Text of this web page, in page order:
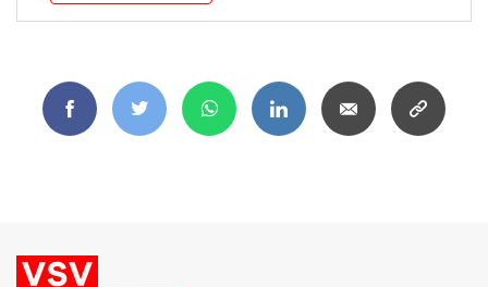
FacebookTwitter WhatsAppLinkedInEmail
Copy